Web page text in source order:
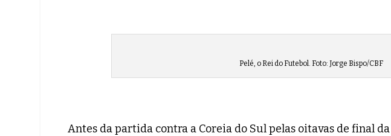
Pelé, o Rei do Futebol. Foto: Jorge Bispo/CBF
Antes da partida contra a Coreia do Sul pelas oitavas de final